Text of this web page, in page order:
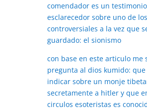
comendador es un
esclarecedor sobre uno de
controversiales a la vez que
guardado: el sionismo
con base en este articulo me
pregunta al dios kumido:
indicar sobre un monje
secretamente a hitler y que
circulos esoteristas es